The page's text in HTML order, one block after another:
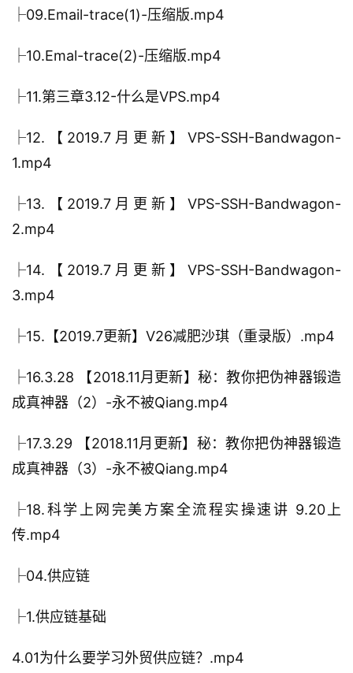
├09.Email-trace(1)-压缩版.mp4
├10.Emal-trace(2)-压缩版.mp4
├11.第三章3.12-什么是VPS.mp4
├12.【2019.7月更新】VPS-SSH-Bandwagon-
1.mp4
├13.【2019.7月更新】VPS-SSH-Bandwagon-
2.mp4
├14.【2019.7月更新】VPS-SSH-Bandwagon-
3.mp4
├15.【2019.7更新】V26减肥沙琪（重录版）.mp4
├16.3.28 【2018.11月更新】秘：教你把伪神器锻造
成真神器（2）-永不被Qiang.mp4
├17.3.29 【2018.11月更新】秘：教你把伪神器锻造
成真神器（3）-永不被Qiang.mp4
├18.科学上网完美方案全流程实操速讲 9.20上
传.mp4
├04.供应链
├1.供应链基础
4.01为什么要学习外贸供应链？.mp4